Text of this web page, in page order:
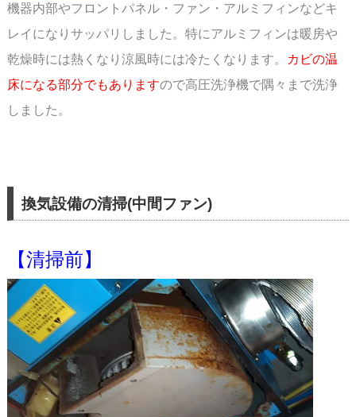
機器内部やフロントパネル・ファン・アルミフィンなどキ
レイになりサッパリしました。 特にアルミフィンは暖房や
乾燥時には熱くなり涼風時には冷たくなります。
カビの温
床になる部分でもありますので高圧洗浄機で隅々まで洗浄
しました。
換気設備の清掃(中間ファン)
【清掃前】